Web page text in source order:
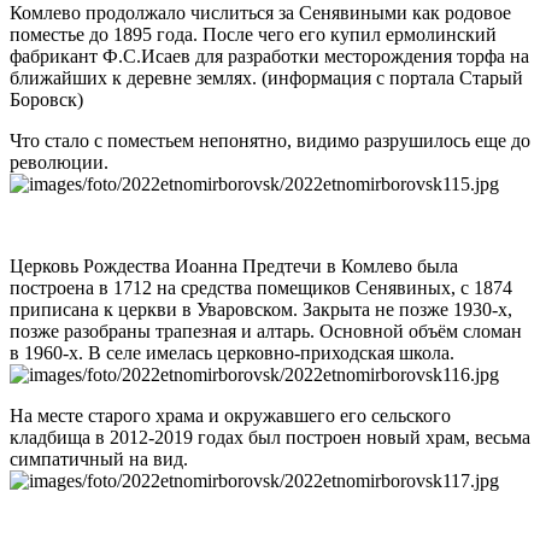
Комлево продолжало числиться за Сенявиными как родовое
поместье до 1895 года. После чего его купил ермолинский
фабрикант Ф.С.Исаев для разработки месторождения торфа на
ближайших к деревне землях. (информация с портала Старый
Боровск)
Что стало с поместьем непонятно, видимо разрушилось еще до
революции.
Церковь Рождества Иоанна Предтечи в Комлево была
построена в 1712 на средства помещиков Сенявиных, с 1874
приписана к церкви в Уваровском. Закрыта не позже 1930-х,
позже разобраны трапезная и алтарь. Основной объём сломан
в 1960-х. В селе имелась церковно-приходская школа.
На месте старого храма и окружавшего его сельского
кладбища в 2012-2019 годах был построен новый храм, весьма
симпатичный на вид.